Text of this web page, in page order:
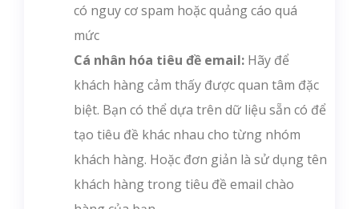
có nguy cơ spam hoặc quảng cáo quá
mức
Cá nhân hóa tiêu đề email: Hãy để
khách hàng cảm thấy được quan tâm đặc
biệt. Bạn có thể dựa trên dữ liệu sẵn có để
tạo tiêu đề khác nhau cho từng nhóm
khách hàng. Hoặc đơn giản là sử dụng tên
khách hàng trong tiêu đề email chào